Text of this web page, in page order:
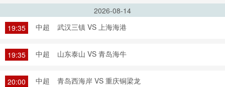
2026-08-14
19:35
中超 武汉三镇 VS 上海海港
19:35 中超 山东泰山 VS 青岛海牛
20:00 中超 青岛西海岸 VS 重庆铜梁龙